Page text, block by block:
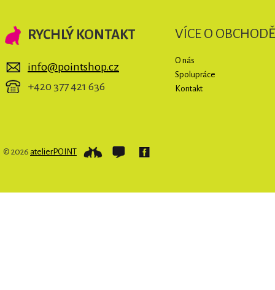
RYCHLÝ KONTAKT
info@pointshop.cz
+420 377 421 636
VÍCE O OBCHODĚ
O nás
Spolupráce
Kontakt
© 2026 atelierPOINT